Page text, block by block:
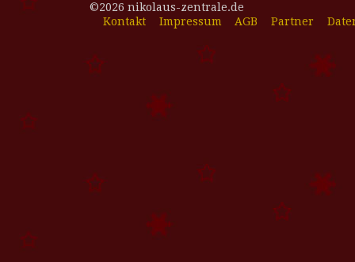
©2026 nikolaus-zentrale.de
Kontakt
Impressum AGB Partner